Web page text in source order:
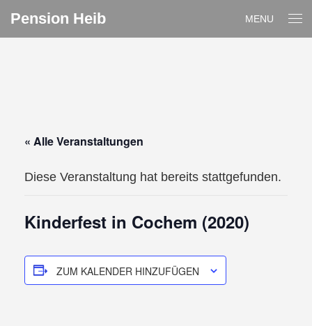
Pension Heib MENU
« Alle Veranstaltungen
Diese Veranstaltung hat bereits stattgefunden.
Kinderfest in Cochem (2020)
ZUM KALENDER HINZUFÜGEN